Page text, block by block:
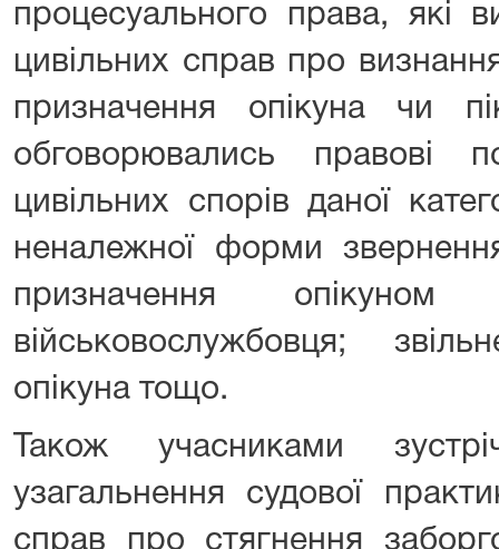
процесуального права, які
цивільних справ про
призначення опікуна чи
обговорювались правові
цивільних спорів даної
неналежної форми
призначення опікуном
військовослужбовця;
опікуна тощо.
Також учасниками
узагальнення судової
справ про стягнення